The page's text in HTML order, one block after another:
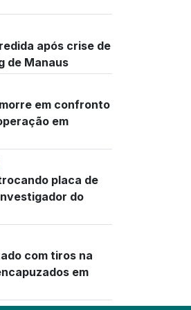
após crise de
de Manaus
em confronto
em
placa de
do
com tiros na
em